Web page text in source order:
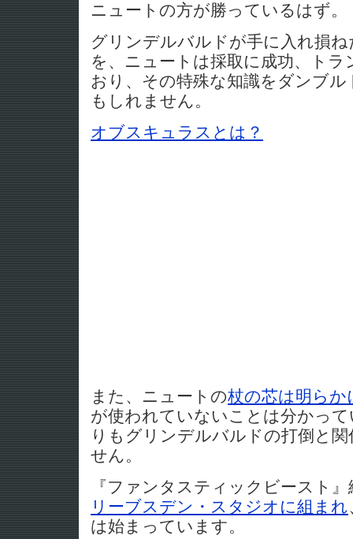
ニュートの方が勝っているはず。
グリンデルバルドが手に入れ損
を、ニュートは採取に成功、ト
おり、その特殊な知識をダンブ
もしれません。
オブスキュラスとは？
また、ニュートの杖の芯は明ら
が使われていないことは分かっ
りもグリンデルバルドの打倒と
せん。
『ファンタスティックビースト』
リーブスデン・スタジオに組まれ
は始まっています。